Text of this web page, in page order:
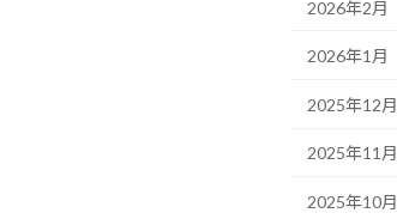
2026年2月
2026年1月
2025年12月
2025年11月
2025年10月